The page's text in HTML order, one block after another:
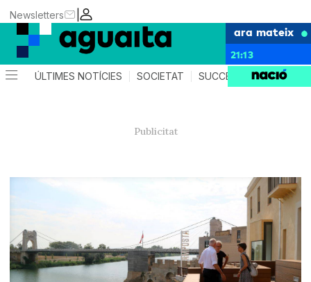
|
Newsletters
ara mateix
21:13
ÚLTIMES NOTÍCIES SOCIETAT SUCCESSOS AGENDA